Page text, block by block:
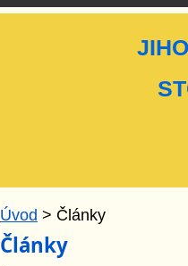
Úvod > Články
Články